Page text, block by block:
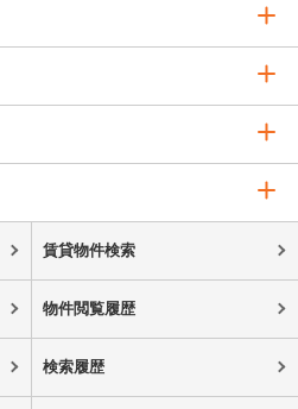
賃貸物件検索
物件閲覧履歴
検索履歴